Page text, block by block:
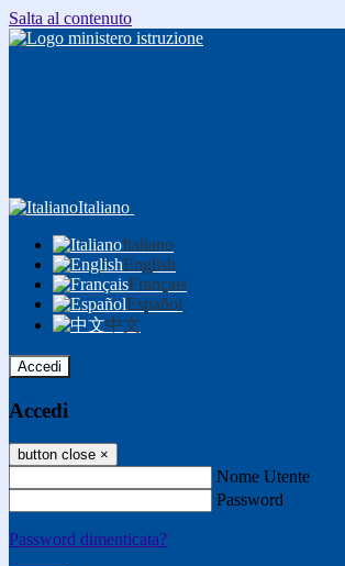
Salta al contenuto
Italiano
Italiano
English
Français
Español
中文
Accedi
Accedi
button close ×
Nome Utente
Password
Password dimenticata?